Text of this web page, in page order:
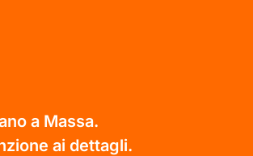
a Massa.
ai dettagli.